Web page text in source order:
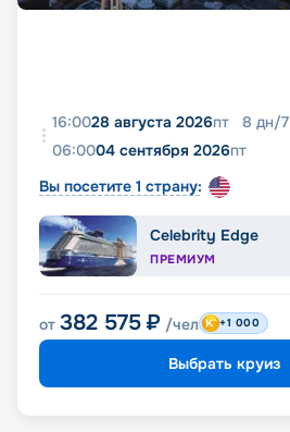
16:0028 августа 2026пт 8 дн/7
06:0004 сентября 2026пт
Вы посетите 1 страну:
Celebrity Edge
ПРЕМИУМ
от 382 575 ₽ /чел +1 000
Выбрать круиз